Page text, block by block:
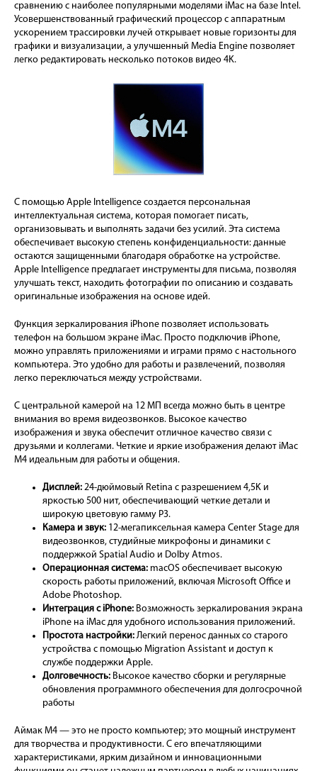
сравнению с наиболее популярными моделями iMac на базе Intel.
Усовершенствованный графический процессор с аппаратным
ускорением трассировки лучей открывает новые горизонты для
графики и визуализации, а улучшенный Media Engine позволяет
легко редактировать несколько потоков видео 4K.
С помощью Apple Intelligence создается персональная
интеллектуальная система, которая помогает писать,
организовывать и выполнять задачи без усилий. Эта система
обеспечивает высокую степень конфиденциальности: данные
остаются защищенными благодаря обработке на устройстве.
Apple Intelligence предлагает инструменты для письма, позволяя
улучшать текст, находить фотографии по описанию и создавать
оригинальные изображения на основе идей.
Функция зеркалирования iPhone позволяет использовать
телефон на большом экране iMac. Просто подключив iPhone,
можно управлять приложениями и играми прямо с настольного
компьютера. Это удобно для работы и развлечений, позволяя
легко переключаться между устройствами.
С центральной камерой на 12 МП всегда можно быть в центре
внимания во время видеозвонков. Высокое качество
изображения и звука обеспечит отличное качество связи с
друзьями и коллегами. Четкие и яркие изображения делают iMac
M4 идеальным для работы и общения.
Дисплей: 24-дюймовый Retina с разрешением 4,5K и
яркостью 500 нит, обеспечивающий четкие детали и
широкую цветовую гамму P3.
Камера и звук: 12-мегапиксельная камера Center Stage для
видеозвонков, студийные микрофоны и динамики с
поддержкой Spatial Audio и Dolby Atmos.
Операционная система: macOS обеспечивает высокую
скорость работы приложений, включая Microsoft Office и
Adobe Photoshop.
Интеграция с iPhone: Возможность зеркалирования экрана
iPhone на iMac для удобного использования приложений.
Простота настройки: Легкий перенос данных со старого
устройства с помощью Migration Assistant и доступ к
службе поддержки Apple.
Долговечность: Высокое качество сборки и регулярные
обновления программного обеспечения для долгосрочной
работы
Аймак М4 — это не просто компьютер; это мощный инструмент
для творчества и продуктивности. С его впечатляющими
характеристиками, ярким дизайном и инновационными